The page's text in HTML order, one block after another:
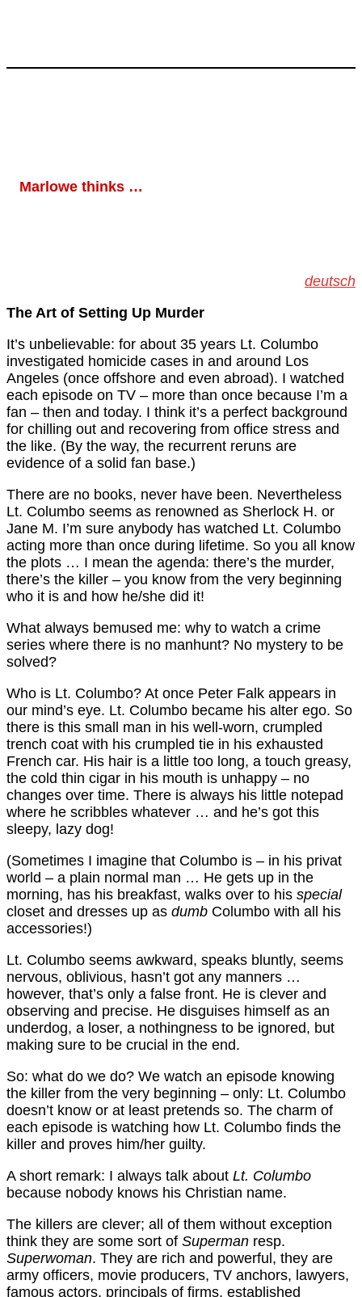
Marlowe thinks …
deutsch
The Art of Setting Up Murder
It’s unbelievable: for about 35 years Lt. Columbo
investigated homicide cases in and around Los
Angeles (once offshore and even abroad). I watched
each episode on TV – more than once because I’m a
fan – then and today. I think it’s a perfect background
for chilling out and recovering from office stress and
the like. (By the way, the recurrent reruns are
evidence of a solid fan base.)
There are no books, never have been. Nevertheless
Lt. Columbo seems as renowned as Sherlock H. or
Jane M. I’m sure anybody has watched Lt. Columbo
acting more than once during lifetime. So you all know
the plots … I mean the agenda: there’s the murder,
there’s the killer – you know from the very beginning
who it is and how he/she did it!
What always bemused me: why to watch a crime
series where there is no manhunt? No mystery to be
solved?
Who is Lt. Columbo? At once Peter Falk appears in
our mind’s eye. Lt. Columbo became his alter ego. So
there is this small man in his well-worn, crumpled
trench coat with his crumpled tie in his exhausted
French car. His hair is a little too long, a touch greasy,
the cold thin cigar in his mouth is unhappy – no
changes over time. There is always his little notepad
where he scribbles whatever … and he’s got this
sleepy, lazy dog!
(Sometimes I imagine that Columbo is – in his privat
world – a plain normal man … He gets up in the
morning, has his breakfast, walks over to his special
closet and dresses up as dumb Columbo with all his
accessories!)
Lt. Columbo seems awkward, speaks bluntly, seems
nervous, oblivious, hasn’t got any manners …
however, that’s only a false front. He is clever and
observing and precise. He disguises himself as an
underdog, a loser, a nothingness to be ignored, but
making sure to be crucial in the end.
So: what do we do? We watch an episode knowing
the killer from the very beginning – only: Lt. Columbo
doesn’t know or at least pretends so. The charm of
each episode is watching how Lt. Columbo finds the
killer and proves him/her guilty.
A short remark: I always talk about Lt. Columbo
because nobody knows his Christian name.
The killers are clever; all of them without exception
think they are some sort of Superman resp.
Superwoman. They are rich and powerful, they are
army officers, movie producers, TV anchors, lawyers,
famous actors, principals of firms, established